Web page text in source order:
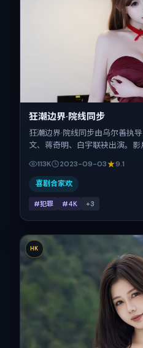
狂潮边界·院线同步
狂潮边界·院线同步由乌尔善执
文、蒋奇明、白宇联袂出演。
锚定在韩国，借东亚都市与邻
2023年9月3日于韩国首映（国
合喜欢强情节与细腻表演的观众。
113K 2023-09-03 9.1
喜剧合家欢
#犯罪 #4K +3
HK